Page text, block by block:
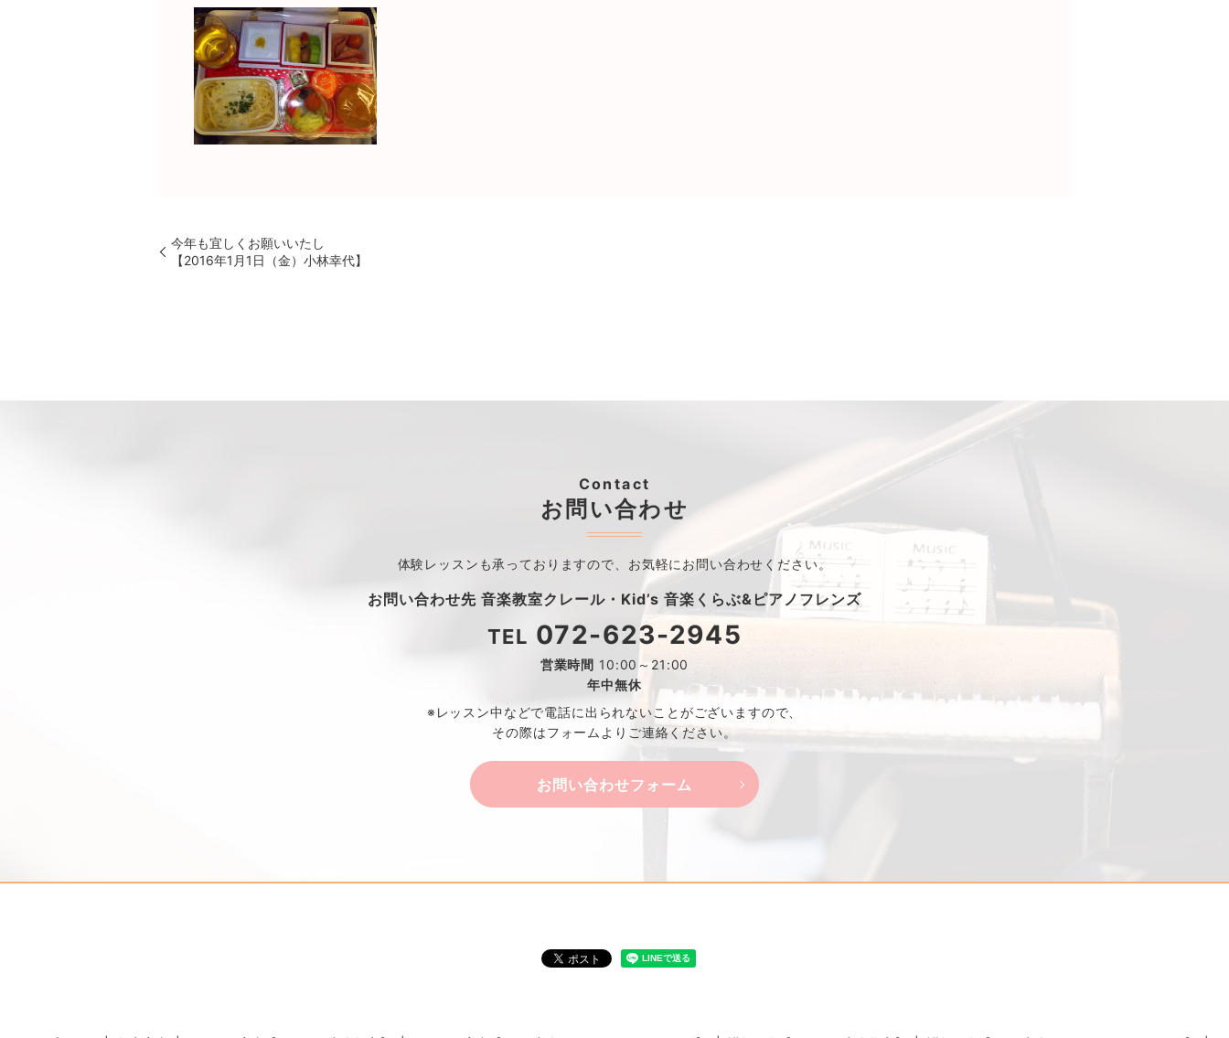
今年も宜しくお願いいたし
【2016年1月1日（金）小林幸代】
Contact
お問い合わせ
体験レッスンも承っておりますので、 お気軽にお問い合わせください。
お問い合わせ先 音楽教室クレール・ Kid’s 音楽くらぶ&ピアノフレンズ
TEL 072-623-2945
営業時間 10:00～21:00
年中無休
※レッスン中などで電話に出られないことがございますので、
その際はフォームよりご連絡ください。
お問い合わせフォーム